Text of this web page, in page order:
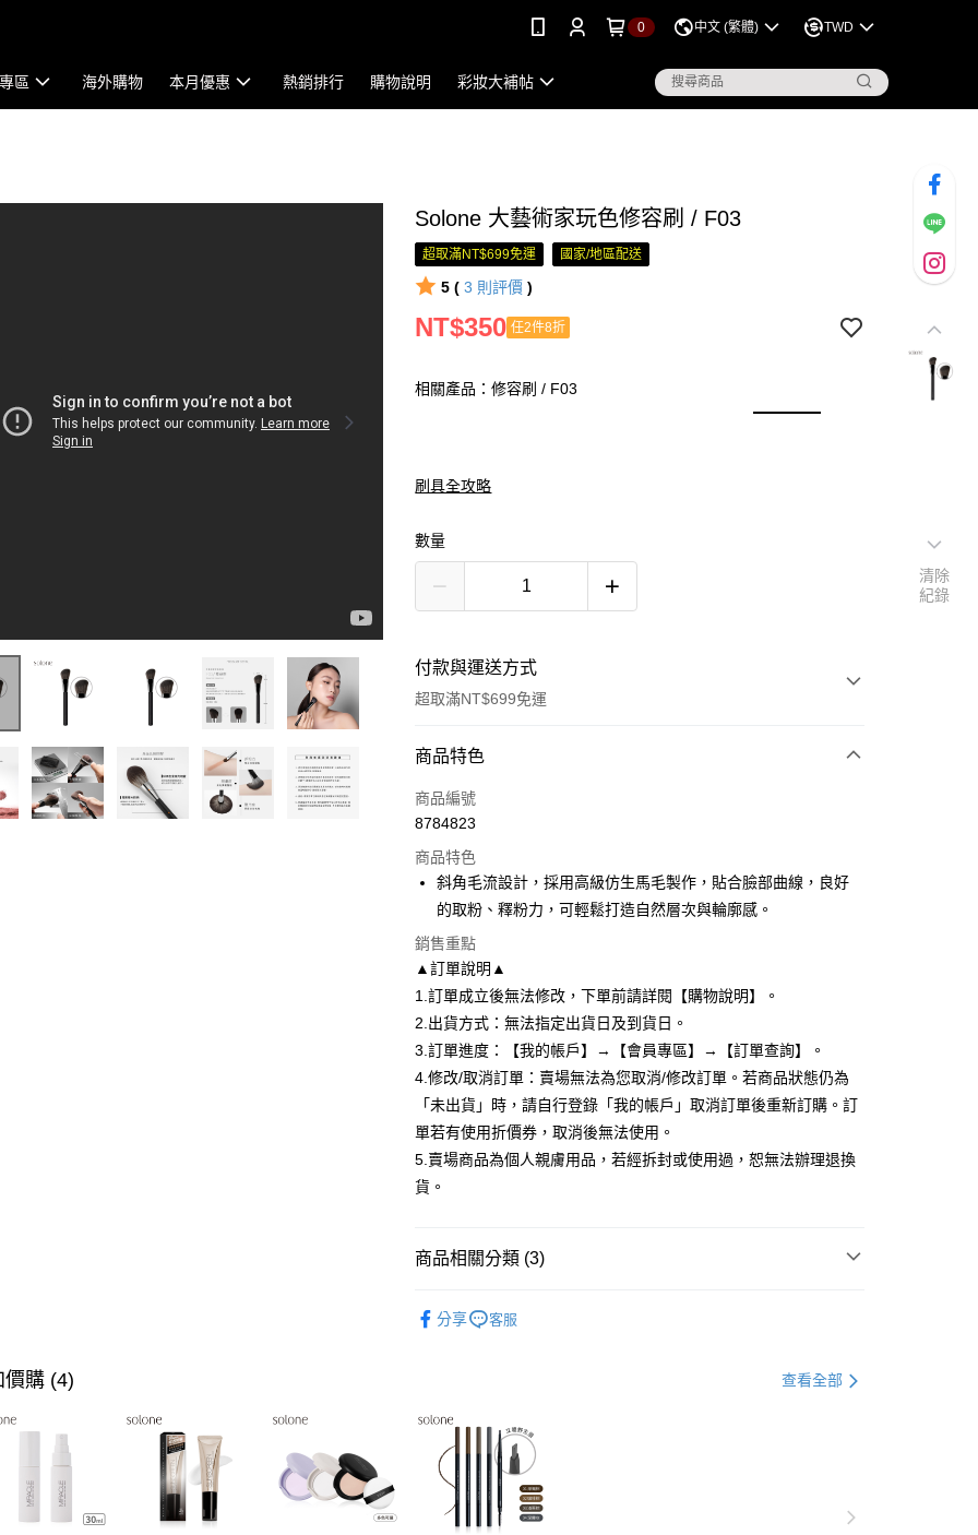
0 中文 (繁體) TWD
區 海外購物 本月優惠 熱銷排行 購物說明 彩妝大補帖
Solone 大藝術家玩色修容刷 / F03
超取滿NT$699免運 國家/地區配送
5 ( 3 則評價 )
NT$350 任2件8折
相關產品：修容刷 / F03
刷具全攻略
數量
付款與運送方式
超取滿NT$699免運
付款方式
信用卡一次付款
LINE Pay
Apple Pay
街口支付
悠遊付
全盈+PAY
大哥付你分期
相關說明
【大哥付你分期使用說明】
1.本服務由台灣大哥大提供，台灣大哥大用戶可立即使用無須另外申請。
3.實際核准額度、可分期數及費用金額請依後續交易確認頁面所載為準。
無法說明評估內容。
帳／街口支付／iPASS MONEY」等通路繳費。
【注意事項】
1.本服務係由「台灣大哥大股份有限公司」（以下簡稱本公司）所提供，讓
用戶於交易時，得透過本服務購買商品或服務，並由商店將買賣／分期付
款買賣價金債權讓與本公司後，依約使用本公司帳單繳交帳款。
AFTEE先享後付
AFTEE先享後付是「在收到商品之後才付款」的支付方式。 讓您購物簡單
便利好安心！
２．便利：只要手機號碼，簡訊認證，即可結帳。
３．安心：先確認商品／服務後，再付款。
１．於結帳方式選擇「AFTEE先享後付」後，將跳轉至「AFTEE先享後
２．訂單成立數日內，您將收到繳費通知簡訊。
３．收到繳費通知簡訊後14天內，點擊此簡訊中的連結，可透過四大超商
／ATM／網路銀行／等多元方式進行付款，方視為交易完成。
※ 請注意：結帳手續完成當下不需立刻繳費，但若您需要取消訂單，請聯
絡購買商品的店家。未經商家同意取消之訂單仍視為有效，需透過AFTEE
先享後付繳納相關費用。
運送方式
付款後全家取貨
每筆NT$80，滿NT$699(含以上)免運費
7-11付款取貨
每筆NT$80，滿NT$699(含以上)免運費
商品特色
商品編號
8784823
商品特色
斜角毛流設計，採用高級仿生馬毛製作，貼合臉部曲線，良好
的取粉、釋粉力，可輕鬆打造自然層次與輪廓感。
銷售重點
▲訂單說明▲
1.訂單成立後無法修改，下單前請詳閱【購物說明】。
2.出貨方式：無法指定出貨日及到貨日。
3.訂單進度：【我的帳戶】→【會員專區】→【訂單查詢】。
4.修改/取消訂單：賣場無法為您取消/修改訂單。若商品狀態仍為
「未出貨」時，請自行登錄「我的帳戶」取消訂單後重新訂購。訂
單若有使用折價券，取消後無法使用。
5.賣場商品為個人親膚用品，若經拆封或使用過，恕無法辦理退換
貨。
商品相關分類 (3)
分享 客服
價購 (4) 查看全部
清除
紀錄